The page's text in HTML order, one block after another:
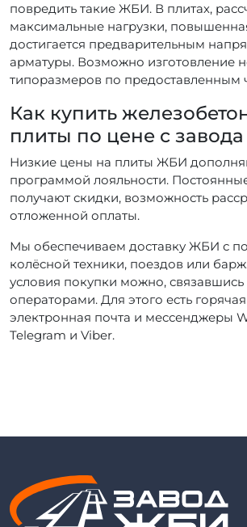
повредить такие ЖБИ. В плитах,
максимальные нагрузки,
достигается предварительным
арматуры. Возможно изготовление
типоразмеров по предоставленным
Как купить
плиты по цене с завода
Низкие цены на плиты ЖБИ
программой лояльности.
получают скидки, возможность
отложенной оплаты.
Мы обеспечиваем доставку ЖБИ с
колёсной техники, поездов или
условия покупки можно,
операторами. Для этого есть
электронная почта и мессенджеры
Telegram и Viber.